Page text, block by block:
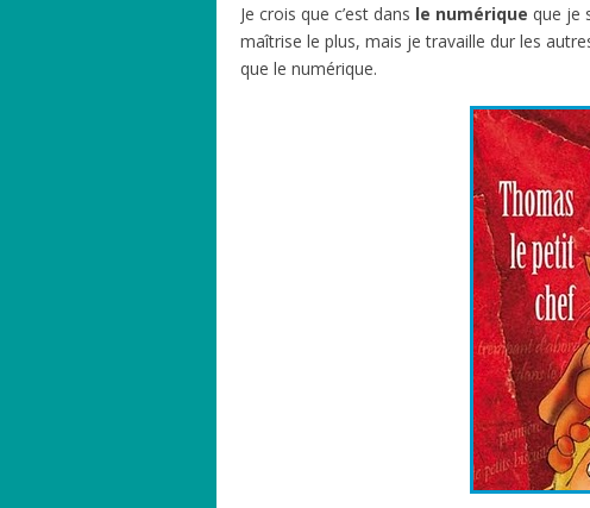
Je crois que c’est dans le numérique que je
maîtrise le plus, mais je travaille dur les
que le numérique.